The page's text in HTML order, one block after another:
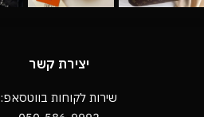
יצירת קשר
שירות לקוחות בווטסאפ: